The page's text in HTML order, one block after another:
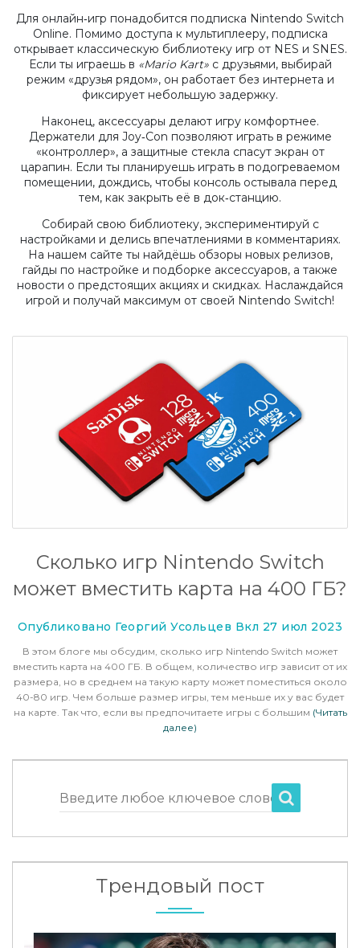
Для онлайн‑игр понадобится подписка Nintendo Switch
Online. Помимо доступа к мультиплееру, подписка
открывает классическую библиотеку игр от NES и SNES.
Если ты играешь в «Mario Kart»с друзьями, выбирай
режим «друзья рядом», он работает без интернета и
фиксирует небольшую задержку.
Наконец, аксессуары делают игру комфортнее.
Держатели для Joy‑Con позволяют играть в режиме
«контроллер», а защитные стекла спасут экран от
царапин. Если ты планируешь играть в подогреваемом
помещении, дождись, чтобы консоль остывала перед
тем, как закрыть её в док‑станцию.
Собирай свою библиотеку, экспериментируй с
настройками и делись впечатлениями в комментариях.
На нашем сайте ты найдёшь обзоры новых релизов,
гайды по настройке и подборке аксессуаров, а также
новости о предстоящих акциях и скидках. Наслаждайся
игрой и получай максимум от своей Nintendo Switch!
Сколько игр Nintendo Switch
может вместить карта на 400 ГБ?
Опубликовано Георгий Усольцев Вкл 27 июл 2023
В этом блоге мы обсудим, сколько игр Nintendo Switch может
вместить карта на 400 ГБ. В общем, количество игр зависит от их
размера, но в среднем на такую карту может поместиться около
40-80 игр. Чем больше размер игры, тем меньше их у вас будет
на карте. Так что, если вы предпочитаете игры с большим (Читать
далее)
Введите любое ключевое слово
Трендовый пост